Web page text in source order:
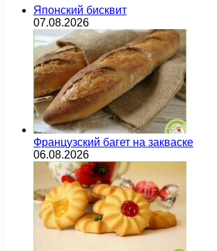
Японский бисквит
07.08.2026
Французский багет на закваске
06.08.2026